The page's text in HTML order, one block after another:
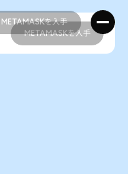
METAMASKを入手
METAMASKを入手
METAMASKを入手